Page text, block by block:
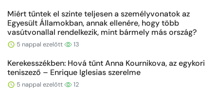
Miért tűntek el szinte teljesen a személyvonatok az
Egyesült Államokban, annak ellenére, hogy több
vasútvonallal rendelkezik, mint bármely más ország?
5 nappal ezelőtt 13
Kerekesszékben: Hová tűnt Anna Kournikova, az egykori
teniszező – Enrique Iglesias szerelme
5 nappal ezelőtt 12